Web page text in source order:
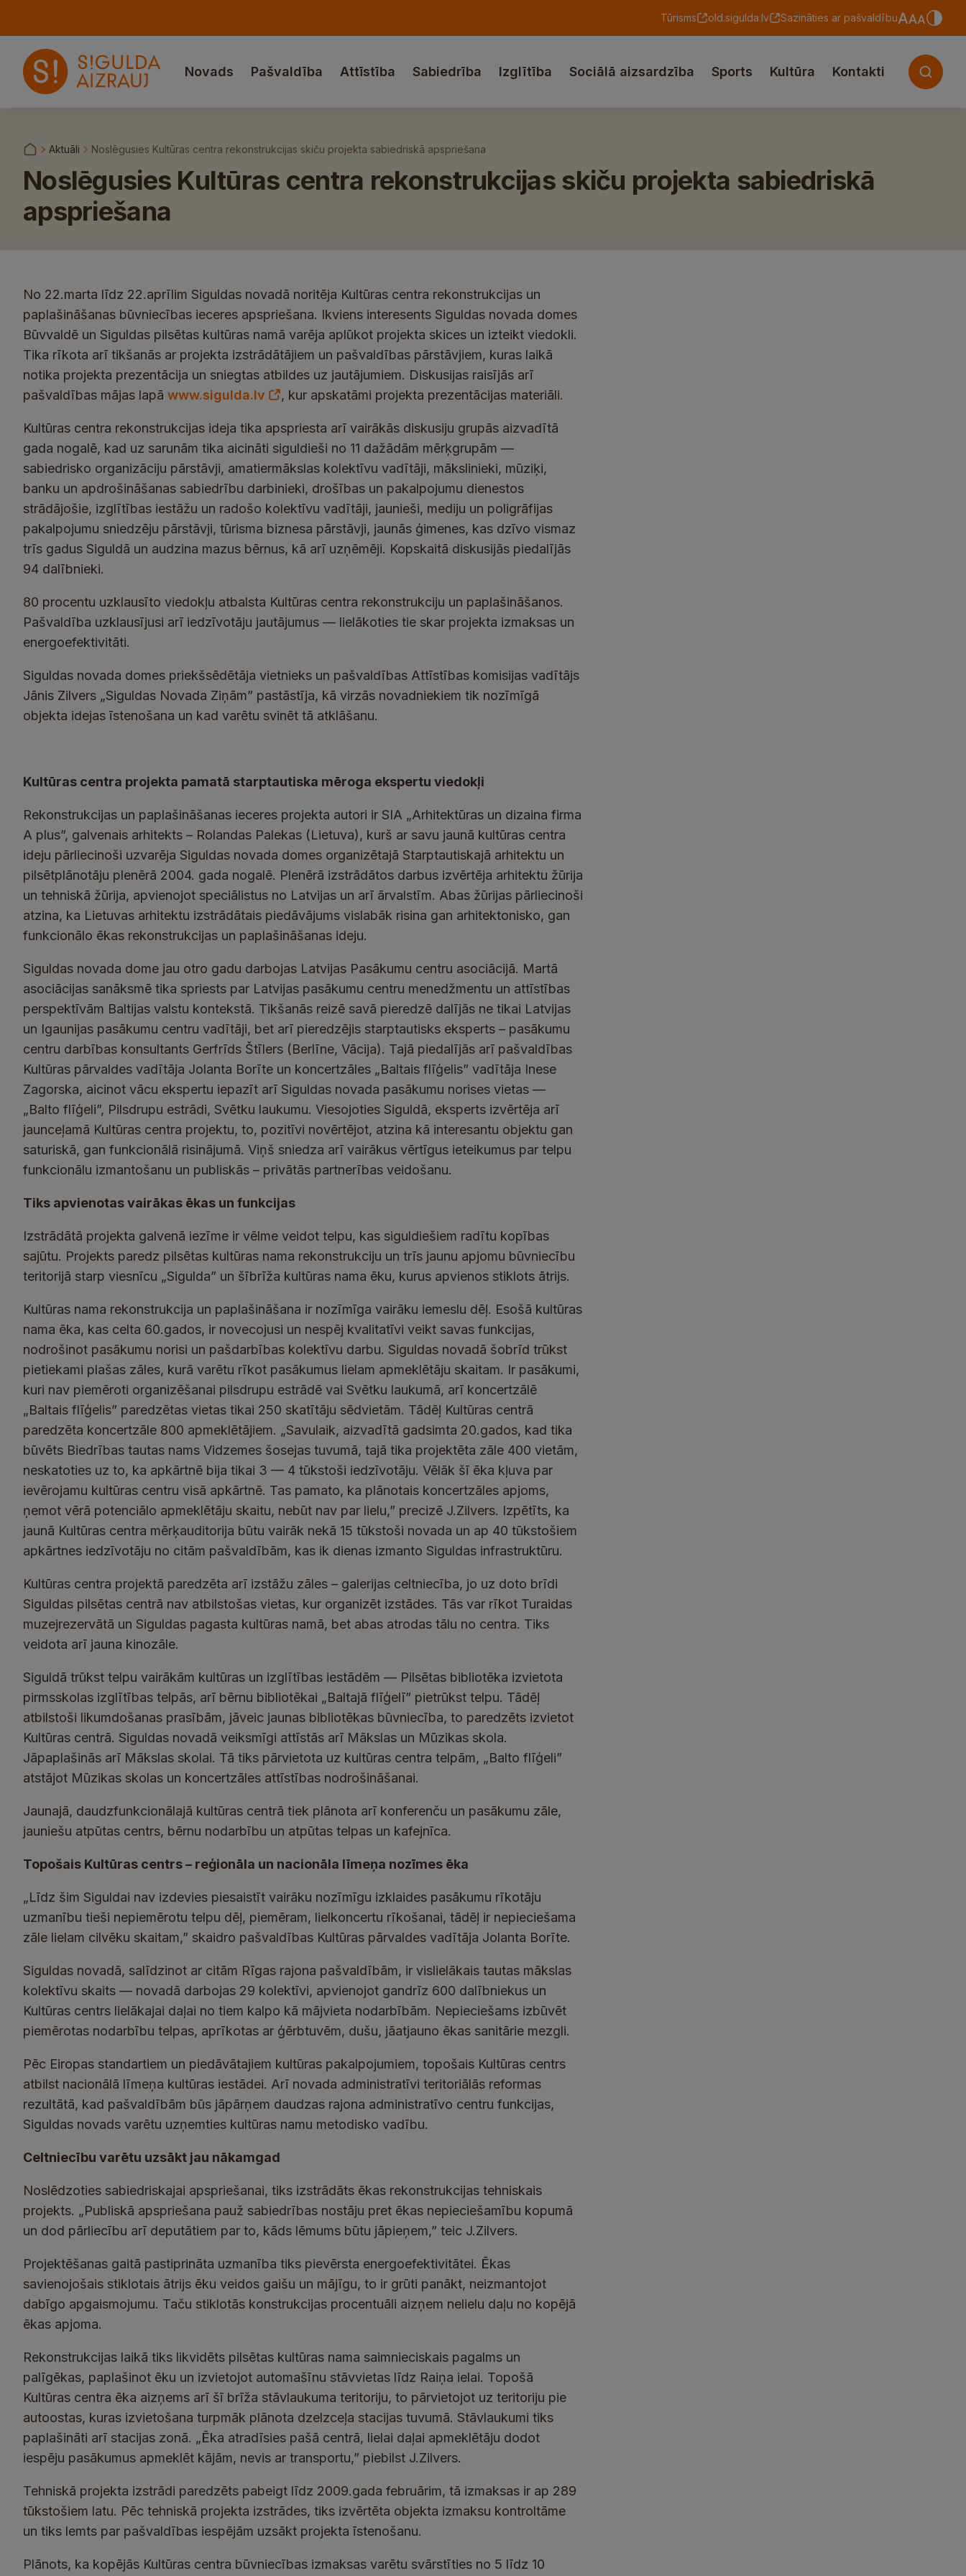
Tūrisms old.sigulda.lv Sazināties ar pašvaldību
Novads Pašvaldība Attīstība Sabiedrība Izglītība Sociālā aizsardzība Sports Kultūra Kontakti
Aktuāli Noslēgusies Kultūras centra rekonstrukcijas skiču projekta sabiedriskā apspriešana
Noslēgusies Kultūras centra rekonstrukcijas skiču projekta sabiedriskā
apspriešana
No 22.marta līdz 22.aprīlim Siguldas novadā noritēja Kultūras centra rekonstrukcijas un
paplašināšanas būvniecības ieceres apspriešana. Ikviens interesents Siguldas novada domes
Būvvaldē un Siguldas pilsētas kultūras namā varēja aplūkot projekta skices un izteikt viedokli.
Tika rīkota arī tikšanās ar projekta izstrādātājiem un pašvaldības pārstāvjiem, kuras laikā
notika projekta prezentācija un sniegtas atbildes uz jautājumiem. Diskusijas raisījās arī
pašvaldības mājas lapā www.sigulda.lv , kur apskatāmi projekta prezentācijas materiāli.
Kultūras centra rekonstrukcijas ideja tika apspriesta arī vairākās diskusiju grupās aizvadītā
gada nogalē, kad uz sarunām tika aicināti siguldieši no 11 dažādām mērķgrupām —
sabiedrisko organizāciju pārstāvji, amatiermākslas kolektīvu vadītāji, mākslinieki, mūziķi,
banku un apdrošināšanas sabiedrību darbinieki, drošības un pakalpojumu dienestos
strādājošie, izglītības iestāžu un radošo kolektīvu vadītāji, jaunieši, mediju un poligrāfijas
pakalpojumu sniedzēju pārstāvji, tūrisma biznesa pārstāvji, jaunās ģimenes, kas dzīvo vismaz
trīs gadus Siguldā un audzina mazus bērnus, kā arī uzņēmēji. Kopskaitā diskusijās piedalījās
94 dalībnieki.
80 procentu uzklausīto viedokļu atbalsta Kultūras centra rekonstrukciju un paplašināšanos.
Pašvaldība uzklausījusi arī iedzīvotāju jautājumus — lielākoties tie skar projekta izmaksas un
energoefektivitāti.
Siguldas novada domes priekšsēdētāja vietnieks un pašvaldības Attīstības komisijas vadītājs
Jānis Zilvers „Siguldas Novada Ziņām” pastāstīja, kā virzās novadniekiem tik nozīmīgā
objekta idejas īstenošana un kad varētu svinēt tā atklāšanu.
Kultūras centra projekta pamatā starptautiska mēroga ekspertu viedokļi
Rekonstrukcijas un paplašināšanas ieceres projekta autori ir SIA „Arhitektūras un dizaina firma
A plus”, galvenais arhitekts – Rolandas Palekas (Lietuva), kurš ar savu jaunā kultūras centra
ideju pārliecinoši uzvarēja Siguldas novada domes organizētajā Starptautiskajā arhitektu un
pilsētplānotāju plenērā 2004. gada nogalē. Plenērā izstrādātos darbus izvērtēja arhitektu žūrija
un tehniskā žūrija, apvienojot speciālistus no Latvijas un arī ārvalstīm. Abas žūrijas pārliecinoši
atzina, ka Lietuvas arhitektu izstrādātais piedāvājums vislabāk risina gan arhitektonisko, gan
funkcionālo ēkas rekonstrukcijas un paplašināšanas ideju.
Siguldas novada dome jau otro gadu darbojas Latvijas Pasākumu centru asociācijā. Martā
asociācijas sanāksmē tika spriests par Latvijas pasākumu centru menedžmentu un attīstības
perspektīvām Baltijas valstu kontekstā. Tikšanās reizē savā pieredzē dalījās ne tikai Latvijas
un Igaunijas pasākumu centru vadītāji, bet arī pieredzējis starptautisks eksperts – pasākumu
centru darbības konsultants Gerfrīds Štīlers (Berlīne, Vācija). Tajā piedalījās arī pašvaldības
Kultūras pārvaldes vadītāja Jolanta Borīte un koncertzāles „Baltais flīģelis” vadītāja Inese
Zagorska, aicinot vācu ekspertu iepazīt arī Siguldas novada pasākumu norises vietas —
„Balto flīģeli”, Pilsdrupu estrādi, Svētku laukumu. Viesojoties Siguldā, eksperts izvērtēja arī
jaunceļamā Kultūras centra projektu, to, pozitīvi novērtējot, atzina kā interesantu objektu gan
saturiskā, gan funkcionālā risinājumā. Viņš sniedza arī vairākus vērtīgus ieteikumus par telpu
funkcionālu izmantošanu un publiskās – privātās partnerības veidošanu.
Tiks apvienotas vairākas ēkas un funkcijas
Izstrādātā projekta galvenā iezīme ir vēlme veidot telpu, kas siguldiešiem radītu kopības
sajūtu. Projekts paredz pilsētas kultūras nama rekonstrukciju un trīs jaunu apjomu būvniecību
teritorijā starp viesnīcu „Sigulda” un šībrīža kultūras nama ēku, kurus apvienos stiklots ātrijs.
Kultūras nama rekonstrukcija un paplašināšana ir nozīmīga vairāku iemeslu dēļ. Esošā kultūras
nama ēka, kas celta 60.gados, ir novecojusi un nespēj kvalitatīvi veikt savas funkcijas,
nodrošinot pasākumu norisi un pašdarbības kolektīvu darbu. Siguldas novadā šobrīd trūkst
pietiekami plašas zāles, kurā varētu rīkot pasākumus lielam apmeklētāju skaitam. Ir pasākumi,
kuri nav piemēroti organizēšanai pilsdrupu estrādē vai Svētku laukumā, arī koncertzālē
„Baltais flīģelis” paredzētas vietas tikai 250 skatītāju sēdvietām. Tādēļ Kultūras centrā
paredzēta koncertzāle 800 apmeklētājiem. „Savulaik, aizvadītā gadsimta 20.gados, kad tika
būvēts Biedrības tautas nams Vidzemes šosejas tuvumā, tajā tika projektēta zāle 400 vietām,
neskatoties uz to, ka apkārtnē bija tikai 3 — 4 tūkstoši iedzīvotāju. Vēlāk šī ēka kļuva par
ievērojamu kultūras centru visā apkārtnē. Tas pamato, ka plānotais koncertzāles apjoms,
ņemot vērā potenciālo apmeklētāju skaitu, nebūt nav par lielu,” precizē J.Zilvers. Izpētīts, ka
jaunā Kultūras centra mērķauditorija būtu vairāk nekā 15 tūkstoši novada un ap 40 tūkstošiem
apkārtnes iedzīvotāju no citām pašvaldībām, kas ik dienas izmanto Siguldas infrastruktūru.
Kultūras centra projektā paredzēta arī izstāžu zāles – galerijas celtniecība, jo uz doto brīdi
Siguldas pilsētas centrā nav atbilstošas vietas, kur organizēt izstādes. Tās var rīkot Turaidas
muzejrezervātā un Siguldas pagasta kultūras namā, bet abas atrodas tālu no centra. Tiks
veidota arī jauna kinozāle.
Siguldā trūkst telpu vairākām kultūras un izglītības iestādēm — Pilsētas bibliotēka izvietota
pirmsskolas izglītības telpās, arī bērnu bibliotēkai „Baltajā flīģelī” pietrūkst telpu. Tādēļ
atbilstoši likumdošanas prasībām, jāveic jaunas bibliotēkas būvniecība, to paredzēts izvietot
Kultūras centrā. Siguldas novadā veiksmīgi attīstās arī Mākslas un Mūzikas skola.
Jāpaplašinās arī Mākslas skolai. Tā tiks pārvietota uz kultūras centra telpām, „Balto flīģeli”
atstājot Mūzikas skolas un koncertzāles attīstības nodrošināšanai.
Jaunajā, daudzfunkcionālajā kultūras centrā tiek plānota arī konferenču un pasākumu zāle,
jauniešu atpūtas centrs, bērnu nodarbību un atpūtas telpas un kafejnīca.
Topošais Kultūras centrs – reģionāla un nacionāla līmeņa nozīmes ēka
„Līdz šim Siguldai nav izdevies piesaistīt vairāku nozīmīgu izklaides pasākumu rīkotāju
uzmanību tieši nepiemērotu telpu dēļ, piemēram, lielkoncertu rīkošanai, tādēļ ir nepieciešama
zāle lielam cilvēku skaitam,” skaidro pašvaldības Kultūras pārvaldes vadītāja Jolanta Borīte.
Siguldas novadā, salīdzinot ar citām Rīgas rajona pašvaldībām, ir vislielākais tautas mākslas
kolektīvu skaits — novadā darbojas 29 kolektīvi, apvienojot gandrīz 600 dalībniekus un
Kultūras centrs lielākajai daļai no tiem kalpo kā mājvieta nodarbībām. Nepieciešams izbūvēt
piemērotas nodarbību telpas, aprīkotas ar ģērbtuvēm, dušu, jāatjauno ēkas sanitārie mezgli.
Pēc Eiropas standartiem un piedāvātajiem kultūras pakalpojumiem, topošais Kultūras centrs
atbilst nacionālā līmeņa kultūras iestādei. Arī novada administratīvi teritoriālās reformas
rezultātā, kad pašvaldībām būs jāpārņem daudzas rajona administratīvo centru funkcijas,
Siguldas novads varētu uzņemties kultūras namu metodisko vadību.
Celtniecību varētu uzsākt jau nākamgad
Noslēdzoties sabiedriskajai apspriešanai, tiks izstrādāts ēkas rekonstrukcijas tehniskais
projekts. „Publiskā apspriešana pauž sabiedrības nostāju pret ēkas nepieciešamību kopumā
un dod pārliecību arī deputātiem par to, kāds lēmums būtu jāpieņem,” teic J.Zilvers.
Projektēšanas gaitā pastiprināta uzmanība tiks pievērsta energoefektivitātei. Ēkas
savienojošais stiklotais ātrijs ēku veidos gaišu un mājīgu, to ir grūti panākt, neizmantojot
dabīgo apgaismojumu. Taču stiklotās konstrukcijas procentuāli aizņem nelielu daļu no kopējā
ēkas apjoma.
Rekonstrukcijas laikā tiks likvidēts pilsētas kultūras nama saimnieciskais pagalms un
palīgēkas, paplašinot ēku un izvietojot automašīnu stāvvietas līdz Raiņa ielai. Topošā
Kultūras centra ēka aizņems arī šī brīža stāvlaukuma teritoriju, to pārvietojot uz teritoriju pie
autoostas, kuras izvietošana turpmāk plānota dzelzceļa stacijas tuvumā. Stāvlaukumi tiks
paplašināti arī stacijas zonā. „Ēka atradīsies pašā centrā, lielai daļai apmeklētāju dodot
iespēju pasākumus apmeklēt kājām, nevis ar transportu,” piebilst J.Zilvers.
Tehniskā projekta izstrādi paredzēts pabeigt līdz 2009.gada februārim, tā izmaksas ir ap 289
tūkstošiem latu. Pēc tehniskā projekta izstrādes, tiks izvērtēta objekta izmaksu kontroltāme
un tiks lemts par pašvaldības iespējām uzsākt projekta īstenošanu.
Plānots, ka kopējās Kultūras centra būvniecības izmaksas varētu svārstīties no 5 līdz 10